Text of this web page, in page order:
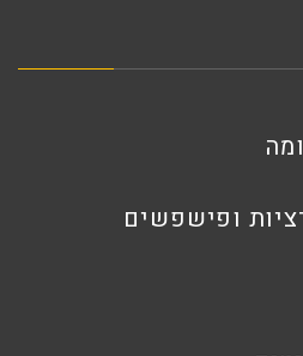
ופישפשים